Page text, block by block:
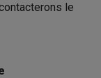
le